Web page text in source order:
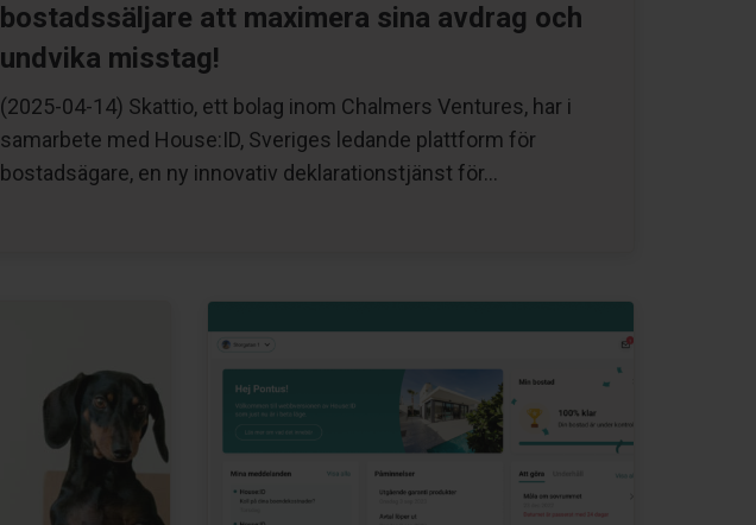
bostadssäljare att maximera sina avdrag och
undvika misstag!
(2025-04-14) Skattio, ett bolag inom Chalmers Ventures, har i
samarbete med House:ID, Sveriges ledande plattform för
bostadsägare, en ny innovativ deklarationstjänst för…